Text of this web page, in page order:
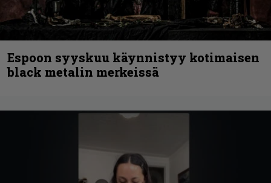
Espoon syyskuu käynnistyy kotimaisen
black metalin merkeissä